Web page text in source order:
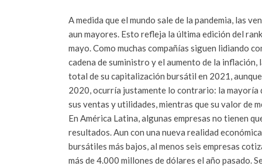
A medida que el mundo sale de la pandemia, las
aun mayores. Esto refleja la última edición del
mayo. Como muchas compañías siguen lidiando
cadena de suministro y el aumento de la
total de su capitalización bursátil en 2021,
2020, ocurría justamente lo contrario: la mayoría
sus ventas y utilidades, mientras que su valor de
En América Latina, algunas empresas no tienen
resultados. Aun con una nueva realidad
bursátiles más bajos, al menos seis empresas
más de 4.000 millones de dólares el año pasado.